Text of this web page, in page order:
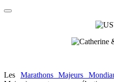
Les Marathons Majeurs